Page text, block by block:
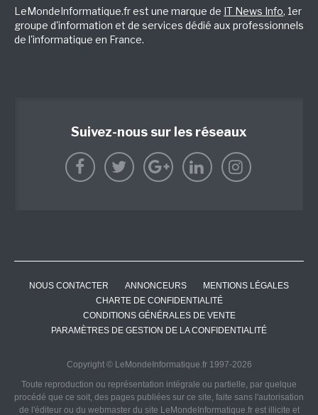
LeMondeInformatique.fr est une marque de IT News Info, 1er
groupe d'information et de services dédié aux professionnels
de l'informatique en France.
Suivez-nous sur les réseaux
NOUS CONTACTER ANNONCEURS
MENTIONS LÉGALES
CHARTE DE CONFIDENTIALITÉ
CONDITIONS GÉNÉRALES DE VENTE
PARAMÈTRES DE GESTION DE LA CONFIDENTIALITÉ
Copyright © LeMondeInformatique.fr 1997-2026
Toute reproduction ou représentation intégrale ou partielle, par quelque
procédé que ce soit, des pages publiées sur ce site, faite sans l'autorisation
de l'éditeur ou du webmaster du site LeMondeInformatique.fr est illicite et